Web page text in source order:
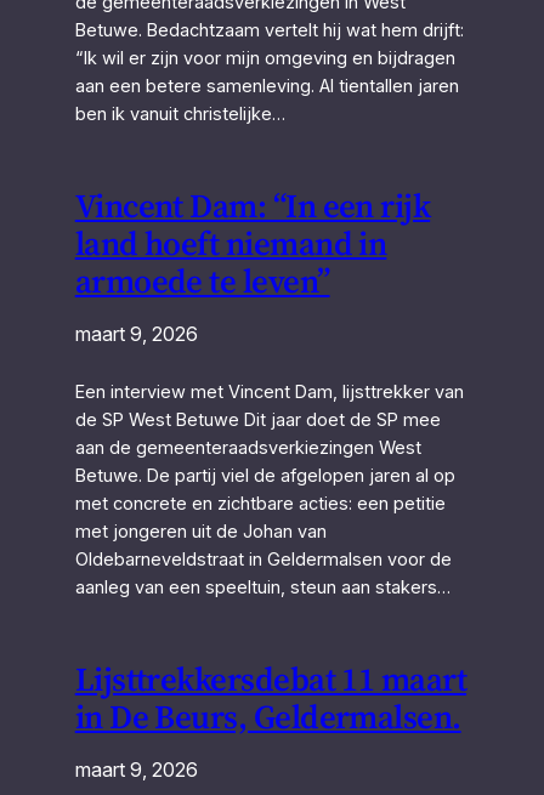
Betuwe. Bedachtzaam vertelt hij wat hem drijft:
“Ik wil er zijn voor mijn omgeving en bijdragen
aan een betere samenleving. Al tientallen jaren
ben ik vanuit christelijke…
Vincent Dam: “In een rijk
land hoeft niemand in
armoede te leven”
maart 9, 2026
Een interview met Vincent Dam, lijsttrekker van
de SP West Betuwe Dit jaar doet de SP mee
aan de gemeenteraadsverkiezingen West
Betuwe. De partij viel de afgelopen jaren al op
met concrete en zichtbare acties: een petitie
met jongeren uit de Johan van
Oldebarneveldstraat in Geldermalsen voor de
aanleg van een speeltuin, steun aan stakers…
Lijsttrekkersdebat 11 maart
in De Beurs, Geldermalsen.
maart 9, 2026